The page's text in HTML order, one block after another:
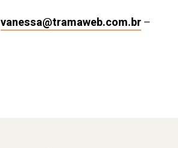
vanessa@tramaweb.com.br–